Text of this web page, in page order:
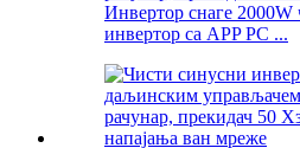
Инвертор снаге 2000W
инвертор са APP PC ...